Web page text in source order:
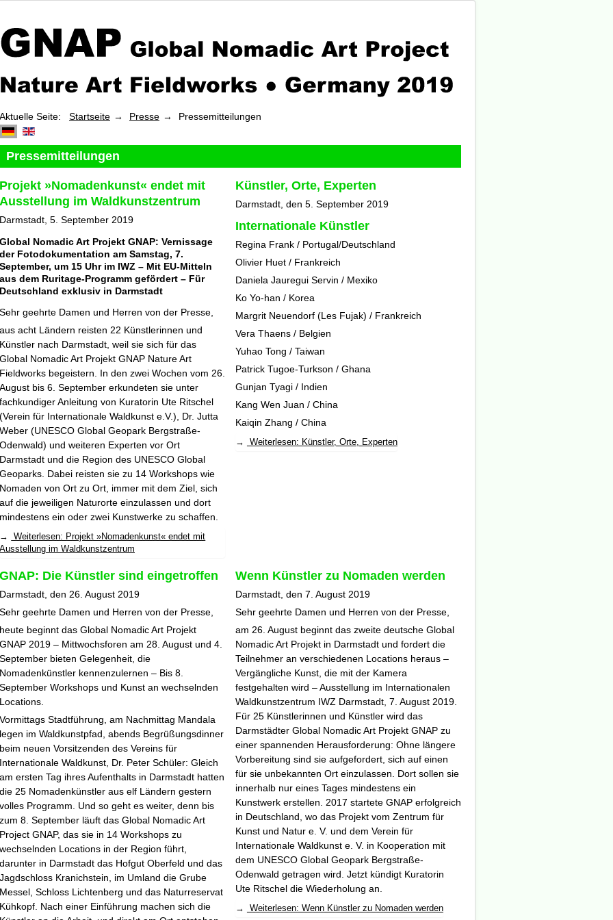
Aktuelle Seite: Startseite Presse Pressemitteilungen
Pressemitteilungen
Projekt »Nomadenkunst« endet mit
Ausstellung im Waldkunstzentrum
Darmstadt, 5. September 2019
Global Nomadic Art Projekt GNAP: Vernissage
der Fotodokumentation am Samstag, 7.
September, um 15 Uhr im IWZ – Mit EU-Mitteln
aus dem Ruritage-Programm gefördert – Für
Deutschland exklusiv in Darmstadt
Sehr geehrte Damen und Herren von der Presse,
aus acht Ländern reisten 22 Künstlerinnen und
Künstler nach Darmstadt, weil sie sich für das
Global Nomadic Art Projekt GNAP Nature Art
Fieldworks begeistern. In den zwei Wochen vom 26.
August bis 6. September erkundeten sie unter
fachkundiger Anleitung von Kuratorin Ute Ritschel
(Verein für Internationale Waldkunst e.V.), Dr. Jutta
Weber (UNESCO Global Geopark Bergstraße-
Odenwald) und weiteren Experten vor Ort
Darmstadt und die Region des UNESCO Global
Geoparks. Dabei reisten sie zu 14 Workshops wie
Nomaden von Ort zu Ort, immer mit dem Ziel, sich
auf die jeweiligen Naturorte einzulassen und dort
mindestens ein oder zwei Kunstwerke zu schaffen.
Weiterlesen: Projekt »Nomadenkunst« endet mit
Ausstellung im Waldkunstzentrum
Künstler, Orte, Experten
Darmstadt, den 5. September 2019
Internationale Künstler
Regina Frank / Portugal/Deutschland
Olivier Huet / Frankreich
Daniela Jauregui Servin / Mexiko
Ko Yo-han / Korea
Margrit Neuendorf (Les Fujak) / Frankreich
Vera Thaens / Belgien
Yuhao Tong / Taiwan
Patrick Tugoe-Turkson / Ghana
Gunjan Tyagi / Indien
Kang Wen Juan / China
Kaiqin Zhang / China
Weiterlesen: Künstler, Orte, Experten
GNAP: Die Künstler sind eingetroffen
Darmstadt, den 26. August 2019
Sehr geehrte Damen und Herren von der Presse,
heute beginnt das Global Nomadic Art Projekt
GNAP 2019 – Mittwochsforen am 28. August und 4.
September bieten Gelegenheit, die
Nomadenkünstler kennenzulernen – Bis 8.
September Workshops und Kunst an wechselnden
Locations.
Vormittags Stadtführung, am Nachmittag Mandala
legen im Waldkunstpfad, abends Begrüßungsdinner
beim neuen Vorsitzenden des Vereins für
Internationale Waldkunst, Dr. Peter Schüler: Gleich
am ersten Tag ihres Aufenthalts in Darmstadt hatten
die 25 Nomadenkünstler aus elf Ländern gestern
volles Programm. Und so geht es weiter, denn bis
zum 8. September läuft das Global Nomadic Art
Project GNAP, das sie in 14 Workshops zu
wechselnden Locations in der Region führt,
darunter in Darmstadt das Hofgut Oberfeld und das
Jagdschloss Kranichstein, im Umland die Grube
Messel, Schloss Lichtenberg und das Naturreservat
Kühkopf. Nach einer Einführung machen sich die
Wenn Künstler zu Nomaden werden
Darmstadt, den 7. August 2019
Sehr geehrte Damen und Herren von der Presse,
am 26. August beginnt das zweite deutsche Global
Nomadic Art Projekt in Darmstadt und fordert die
Teilnehmer an verschiedenen Locations heraus –
Vergängliche Kunst, die mit der Kamera
festgehalten wird – Ausstellung im Internationalen
Waldkunstzentrum IWZ Darmstadt, 7. August 2019.
Für 25 Künstlerinnen und Künstler wird das
Darmstädter Global Nomadic Art Projekt GNAP zu
einer spannenden Herausforderung: Ohne längere
Vorbereitung sind sie aufgefordert, sich auf einen
für sie unbekannten Ort einzulassen. Dort sollen sie
innerhalb nur eines Tages mindestens ein
Kunstwerk erstellen. 2017 startete GNAP erfolgreich
in Deutschland, wo das Projekt vom Zentrum für
Kunst und Natur e. V. und dem Verein für
Internationale Waldkunst e. V. in Kooperation mit
dem UNESCO Global Geopark Bergstraße-
Odenwald getragen wird. Jetzt kündigt Kuratorin
Ute Ritschel die Wiederholung an.
Weiterlesen: Wenn Künstler zu Nomaden werden